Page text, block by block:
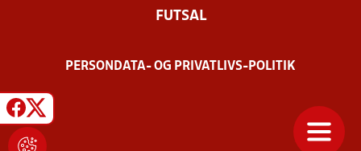
FUTSAL
PERSONDATA- OG PRIVATLIVS-POLITIK